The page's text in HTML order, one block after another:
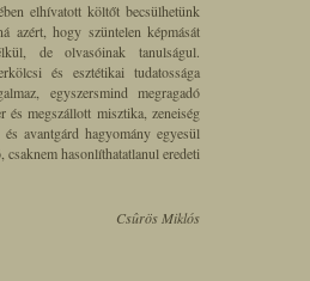
elhívatott költőt becsülhetünk
azért, hogy szüntelen képmását
de olvasóinak tanulságul.
és esztétikai tudatossága
egyszersmind megragadó
megszállott misztika, zeneiség
avantgárd hagyomány egyesül
hasonlíthatatlanul eredeti
Csûrös Miklós